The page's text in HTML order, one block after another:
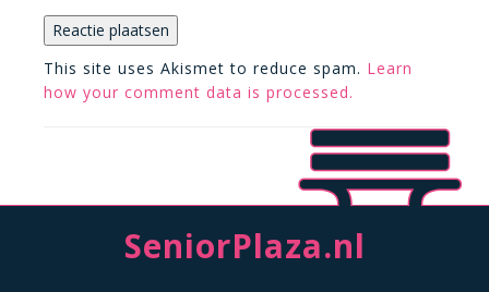
This site uses Akismet to reduce spam. Learn
how your comment data is processed.
SeniorPlaza.nl